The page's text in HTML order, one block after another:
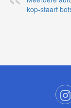
kop-staart